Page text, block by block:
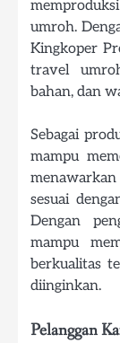
umroh.
Kingkoper
travel
bahan, dan
Sebagai
mampu
sesuai
Dengan
mampu
berkualitas
diinginkan.
Pelanggan